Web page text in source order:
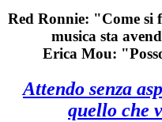
Red Ronnie: "Come si
musica sta
Erica Mou:
Attendo senza
quello che